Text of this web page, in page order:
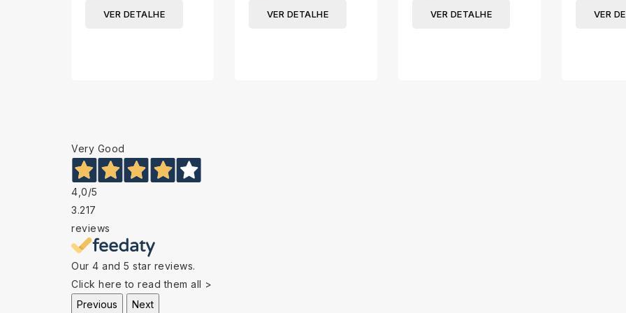
VER DETALHE VER DETALHE VER DETALHE VER
Very Good
4,0/5
3.217
reviews
Our 4 and 5 star reviews.
Click here to read them all >
Previous
Next